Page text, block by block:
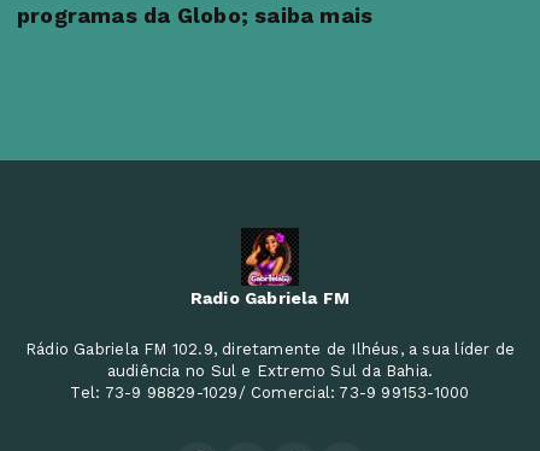
programas da Globo; saiba mais
Radio Gabriela FM
Rádio Gabriela FM 102.9, diretamente de Ilhéus, a sua líder de
audiência no Sul e Extremo Sul da Bahia.
Tel: 73-9 98829-1029/ Comercial: 73-9 99153-1000